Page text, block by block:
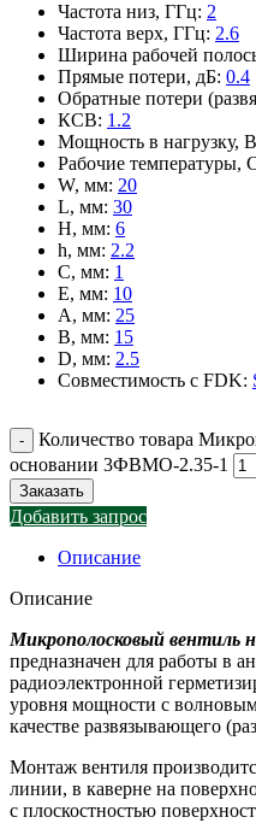
Частота низ, ГГц: 2
Частота верх, ГГц: 2.6
Ширина рабочей
Прямые потери, дБ: 0.4
Обратные потери
КСВ: 1.2
Мощность в нагрузку,
Рабочие температуры,
W, мм: 20
L, мм: 30
H, мм: 6
h, мм: 2.2
C, мм: 1
E, мм: 10
A, мм: 25
B, мм: 15
D, мм: 2.5
Совместимость с FDK:
Количество товара
основании 3ФВМO-2.35-1
Заказать
Добавить запрос
Описание
Описание
Микрополосковый вентиль
предназначен для работы в
радиоэлектронной
уровня мощности с
качестве развязывающего
Монтаж вентиля
линии, в каверне на
с плоскостностью